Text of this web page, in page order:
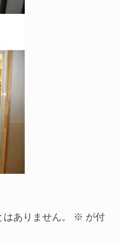
ありません。 ※ が付